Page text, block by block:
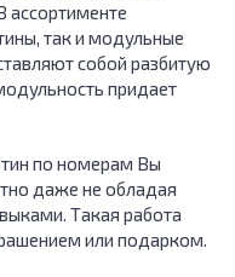
ассортименте
так и модульные
собой разбитую
придает
по номерам Вы
даже не обладая
Такая работа
или подарком.